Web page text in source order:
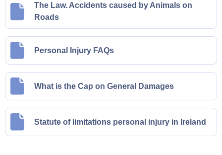
The Law. Accidents caused by Animals on
Roads
Personal Injury FAQs
What is the Cap on General Damages
Statute of limitations personal injury in Ireland